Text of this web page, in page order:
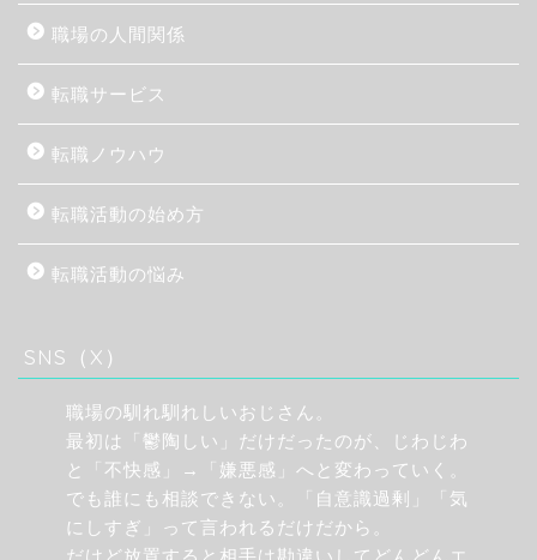
職場の人間関係
転職サービス
転職ノウハウ
転職活動の始め方
転職活動の悩み
SNS（X）
職場の馴れ馴れしいおじさん。
最初は「鬱陶しい」だけだったのが、じわじわ
と「不快感」→「嫌悪感」へと変わっていく。
でも誰にも相談できない。「自意識過剰」「気
にしすぎ」って言われるだけだから。
だけど放置すると相手は勘違いしてどんどんエ